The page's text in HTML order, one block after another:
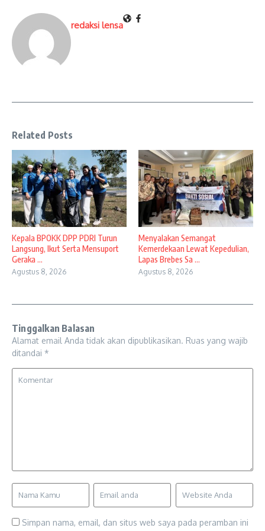
redaksi lensa
Related Posts
Kepala BPOKK DPP PDRI Turun
Langsung, Ikut Serta Mensuport
Geraka ...
Agustus 8, 2026
Menyalakan Semangat
Kemerdekaan Lewat Kepedulian,
Lapas Brebes Sa ...
Agustus 8, 2026
Tinggalkan Balasan
Alamat email Anda tidak akan dipublikasikan. Ruas yang wajib
ditandai *
Simpan nama, email, dan situs web saya pada peramban ini